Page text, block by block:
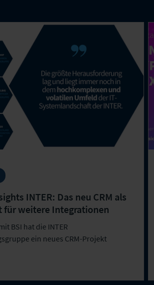
INTER: Das neu CRM als
für weitere Integrationen
BSI hat die INTER
ein neues CRM-Projekt